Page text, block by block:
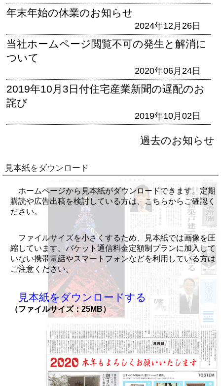
年末年始の休業のお知らせ
2024年12月26日
当社ホームページ閲覧不可の発生と解消に
ついて
2020年06月24日
2019年10月3日付住宅産業新聞の遅配のお
詫び
2019年10月02日
過去のお知らせ
見本紙をダウンロード
ホームページから見本紙がダウンロードできます。定期
購読や広告出稿を検討している方は、こちらからご確認く
ださい。
ファイルサイズを小さくするため、見本紙では画像を圧
縮しています。パケット通信料金定額制プランに加入して
いない携帯電話やスマートフォンなどを利用している方は
ご注意ください。
見本紙をダウンロードする
（ファイルサイズ：25MB）